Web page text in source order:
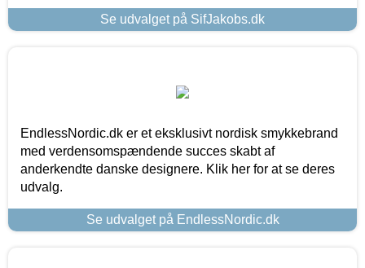
Se udvalget på SifJakobs.dk
EndlessNordic.dk er et eksklusivt nordisk smykkebrand
med verdensomspændende succes skabt af
anderkendte danske designere. Klik her for at se deres
udvalg.
Se udvalget på EndlessNordic.dk